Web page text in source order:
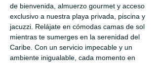
de bienvenida, almuerzo gourmet y acceso
exclusivo a nuestra playa privada, piscina y
jacuzzi. Relájate en cómodas camas de sol
mientras te sumerges en la serenidad del
Caribe. Con un servicio impecable y un
ambiente inigualable, cada momento en